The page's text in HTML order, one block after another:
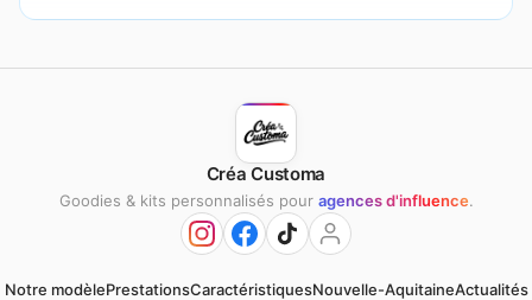
Créa Customa
Goodies & kits personnalisés pour agences d'influence.
Notre modèlePrestationsCaractéristiquesNouvelle-AquitaineActualités